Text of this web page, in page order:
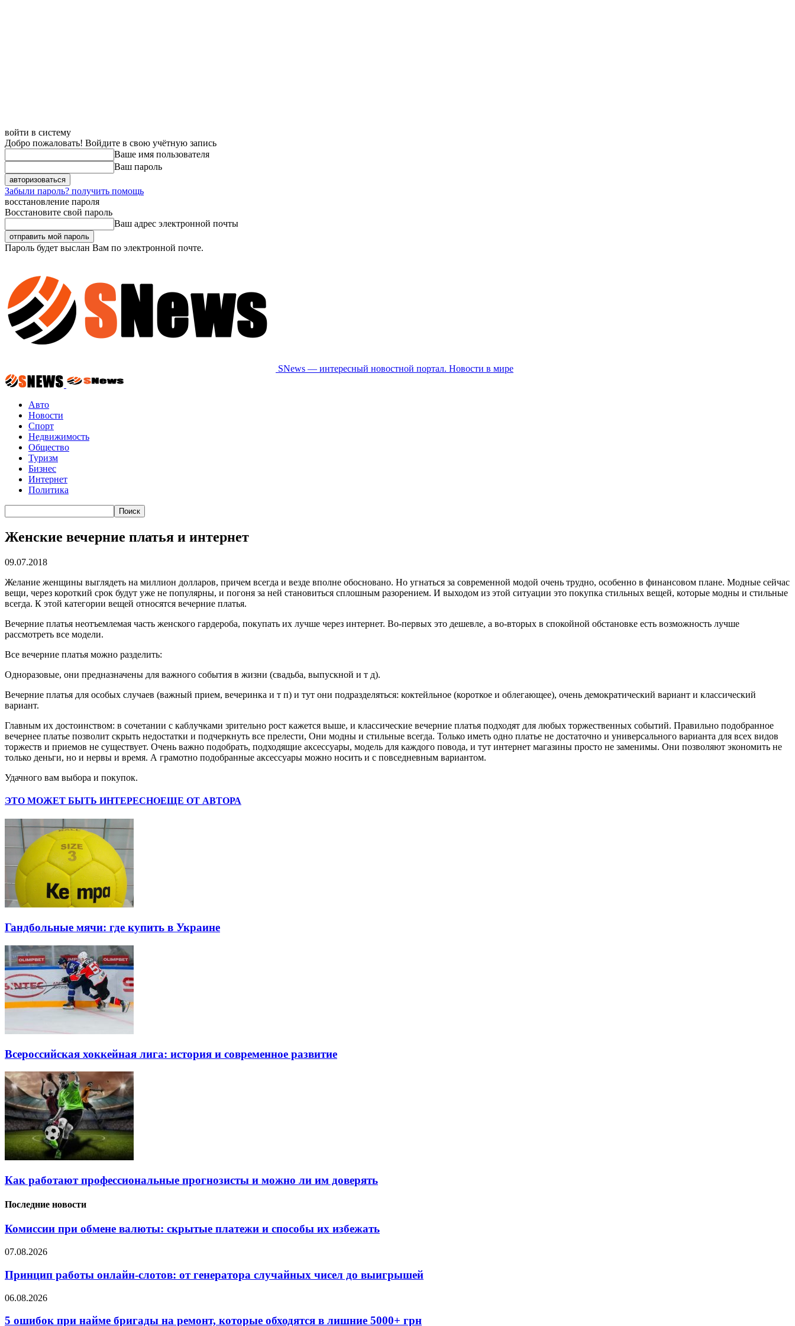
войти в систему
Добро пожаловать! Войдите в свою учётную запись
Ваше имя пользователя
Ваш пароль
Забыли пароль? получить помощь
восстановление пароля
Восстановите свой пароль
Ваш адрес электронной почты
Пароль будет выслан Вам по электронной почте.
SNews — интересный новостной портал. Новости в мире
Авто
Новости
Спорт
Недвижимость
Общество
Туризм
Бизнес
Интернет
Политика
Женские вечерние платья и интернет
09.07.2018
Желание женщины выглядеть на миллион долларов, причем всегда и везде вполне обосновано. Но угнаться за современной модой очень трудно, особенно в финансовом плане. Модные сейчас
вещи, через короткий срок будут уже не популярны, и погоня за ней становиться сплошным разорением. И выходом из этой ситуации это покупка стильных вещей, которые модны и стильные
всегда. К этой категории вещей относятся вечерние платья.
Вечерние платья неотъемлемая часть женского гардероба, покупать их лучше через интернет. Во-первых это дешевле, а во-вторых в спокойной обстановке есть возможность лучше
рассмотреть все модели.
Все вечерние платья можно разделить:
Одноразовые, они предназначены для важного события в жизни (свадьба, выпускной и т д).
Вечерние платья для особых случаев (важный прием, вечеринка и т п) и тут они подразделяться: коктейльное (короткое и облегающее), очень демократический вариант и классический
вариант.
Главным их достоинством: в сочетании с каблучками зрительно рост кажется выше, и классические вечерние платья подходят для любых торжественных событий. Правильно подобранное
вечернее платье позволит скрыть недостатки и подчеркнуть все прелести, Они модны и стильные всегда. Только иметь одно платье не достаточно и универсального варианта для всех видов
торжеств и приемов не существует. Очень важно подобрать, подходящие аксессуары, модель для каждого повода, и тут интернет магазины просто не заменимы. Они позволяют экономить не
только деньги, но и нервы и время. А грамотно подобранные аксессуары можно носить и с повседневным вариантом.
Удачного вам выбора и покупок.
ЭТО МОЖЕТ БЫТЬ ИНТЕРЕСНОЕЩЕ ОТ АВТОРА
Гандбольные мячи: где купить в Украине
Всероссийская хоккейная лига: история и современное развитие
Как работают профессиональные прогнозисты и можно ли им доверять
Последние новости
Комиссии при обмене валюты: скрытые платежи и способы их избежать
07.08.2026
Принцип работы онлайн-слотов: от генератора случайных чисел до выигрышей
06.08.2026
5 ошибок при найме бригады на ремонт, которые обходятся в лишние 5000+ грн